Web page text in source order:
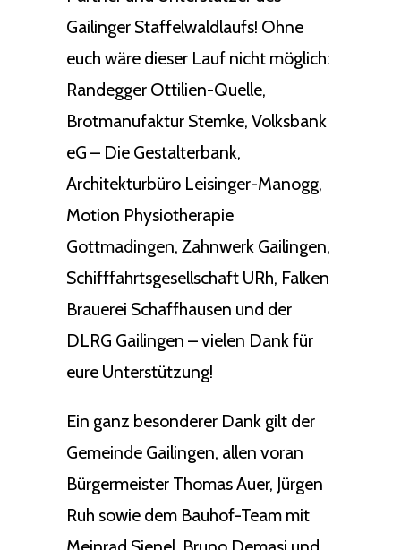
Gailinger Staffelwaldlaufs! Ohne
euch wäre dieser Lauf nicht möglich:
Randegger Ottilien-Quelle,
Brotmanufaktur Stemke, Volksbank
eG – Die Gestalterbank,
Architekturbüro Leisinger-Manogg,
Motion Physiotherapie
Gottmadingen, Zahnwerk Gailingen,
Schifffahrtsgesellschaft URh, Falken
Brauerei Schaffhausen und der
DLRG Gailingen – vielen Dank für
eure Unterstützung!
Ein ganz besonderer Dank gilt der
Gemeinde Gailingen, allen voran
Bürgermeister Thomas Auer, Jürgen
Ruh sowie dem Bauhof-Team mit